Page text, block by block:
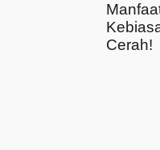
Cerah!